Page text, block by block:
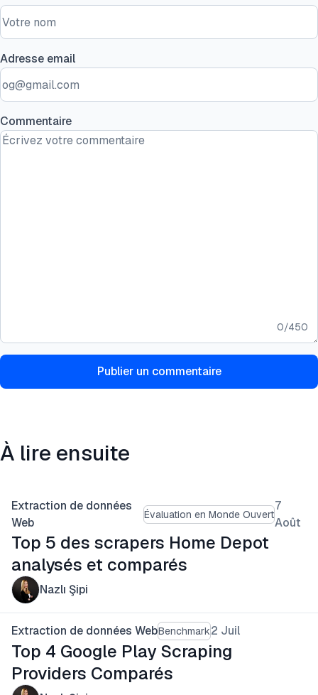
Adresse email
Commentaire
0/450
Publier un commentaire
À lire ensuite
Extraction de données
Web
Évaluation en Monde Ouvert
7
Août
Top 5 des scrapers Home Depot
analysés et comparés
Nazlı Şipi
Extraction de données WebBenchmark2 Juil
Top 4 Google Play Scraping
Providers Comparés